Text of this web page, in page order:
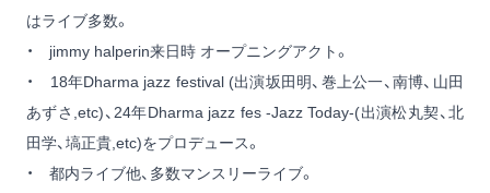
はライブ多数。
・ jimmy halperin来日時 オープニングアクト。
・ 18年Dharma jazz festival (出演坂田明、巻上公一、南博、山田
あずさ,etc)、24年Dharma jazz fes -Jazz Today-(出演松丸契、北
田学、塙正貴,etc)をプロデュース。
・ 都内ライブ他、多数マンスリーライブ。